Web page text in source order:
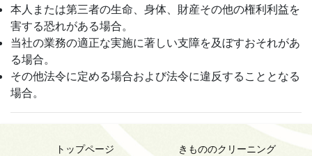
本人または第三者の生命、身体、財産その他の権利利益を
害する恐れがある場合。
当社の業務の適正な実施に著しい支障を及ぼすおそれがあ
る場合。
その他法令に定める場合および法令に違反することとなる
場合。
トップページ きもののクリーニング